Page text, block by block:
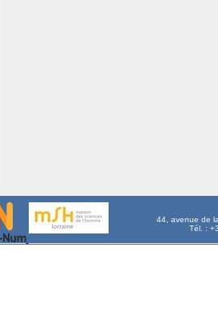
44, avenue de
Tél. :